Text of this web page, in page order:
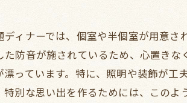
ィナーでは、個室や半個室が用意さ
防音が施されているため、心置きな
っています。特に、照明や装飾が工
別な思い出を作るためには、このよ